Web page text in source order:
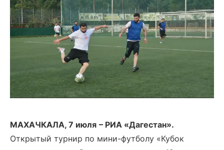
МАХАЧКАЛА, 7 июля – РИА «Дагестан».
Открытый турнир по мини-футболу «Кубок